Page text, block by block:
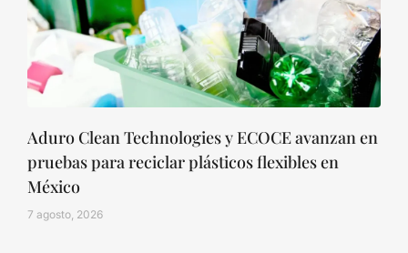
Aduro Clean Technologies y ECOCE avanzan en
pruebas para reciclar plásticos flexibles en
México
7 agosto, 2026